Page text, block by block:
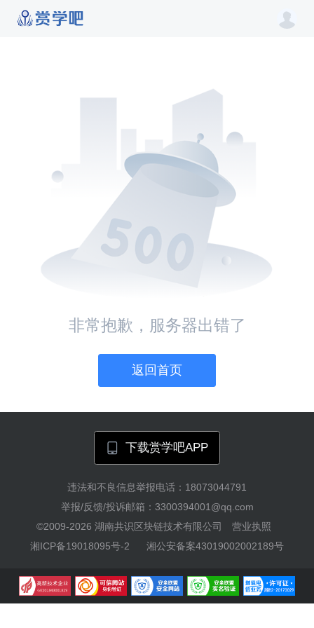
非常抱歉，服务器出错了
返回首页
下载赏学吧APP
违法和不良信息举报电话：18073044791
举报/反馈/投诉邮箱：3300394001@qq.com
©2009-2026 湖南共识区块链技术有限公司
营业执照
湘ICP备19018095号-2
湘公安备案43019002002189号